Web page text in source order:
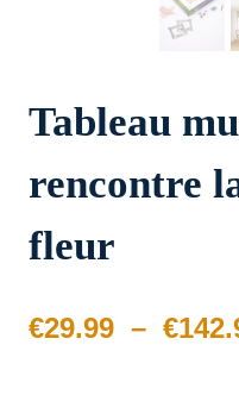
Tableau
rencontre
fleur
€29.99 – €